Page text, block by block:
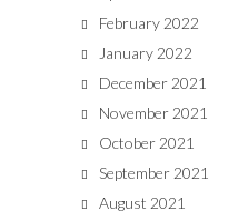
February 2022
January 2022
December 2021
November 2021
October 2021
September 2021
August 2021